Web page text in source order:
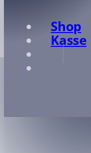
Shop
Kasse